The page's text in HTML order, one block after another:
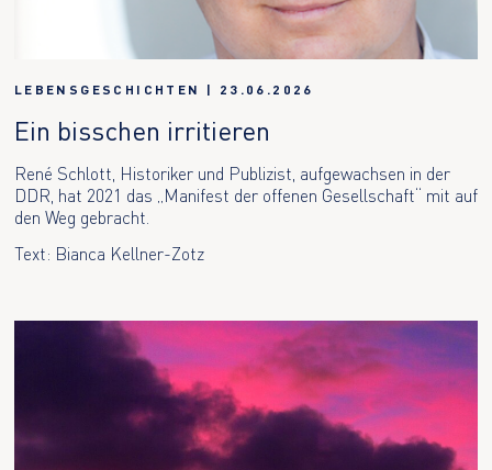
LEBENSGESCHICHTEN | 23.06.2026
Ein bisschen irritieren
René Schlott, Historiker und Publizist, aufgewachsen in der
DDR, hat 2021 das „Manifest der offenen Gesellschaft“ mit auf
den Weg gebracht.
Text: Bianca Kellner-Zotz